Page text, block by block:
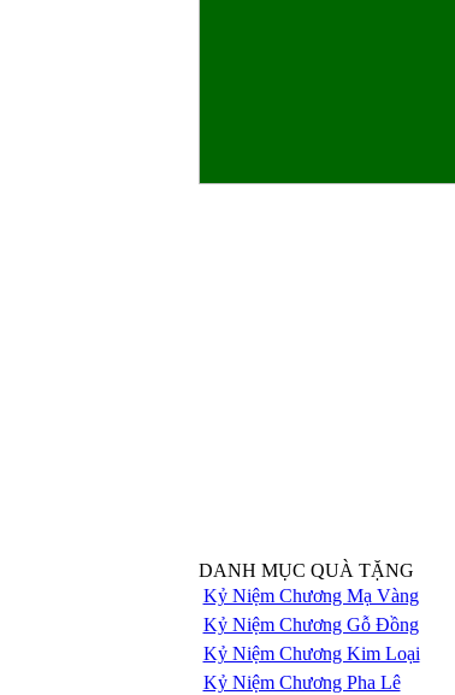
DANH MỤC QUÀ TẶNG
Kỷ Niệm Chương Mạ Vàng
Kỷ Niệm Chương Gỗ Đồng
Kỷ Niệm Chương Kim Loại
Kỷ Niệm Chương Pha Lê